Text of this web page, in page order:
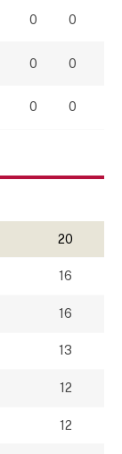
0 0
0 0
0 0
20
16
16
13
12
12